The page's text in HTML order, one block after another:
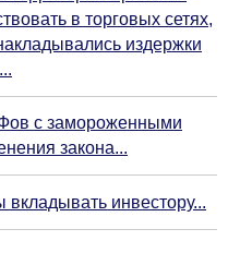
в торговых сетях,
издержки
с замороженными
закона...
инвестору...